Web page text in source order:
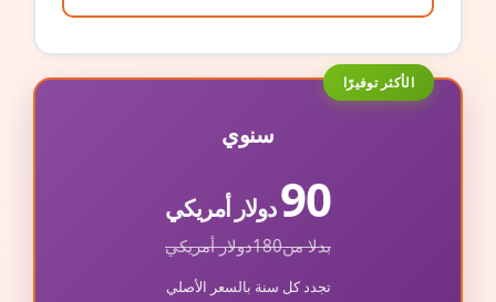
الأكثر توفيرًا
سنوي
90دولار أمريكي
بدلا من180دولار أمريكي
تجدد كل سنة بالسعر الأصلي